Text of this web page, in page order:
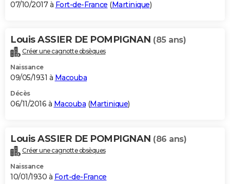
07/10/2017 à Fort-de-France (Martinique)
Louis ASSIER DE POMPIGNAN (85 ans)
Créer une cagnotte obsèques
Naissance
09/05/1931 à Macouba
Décès
06/11/2016 à Macouba (Martinique)
Louis ASSIER DE POMPIGNAN (86 ans)
Créer une cagnotte obsèques
Naissance
10/01/1930 à Fort-de-France